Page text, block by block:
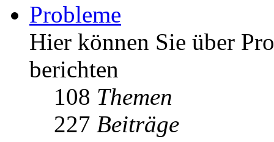
Probleme
Hier können Sie über
berichten
108 Themen
227 Beiträge